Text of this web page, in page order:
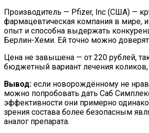
Производитель — Pfizer, Inc (США) —
фармацевтическая компания в мире,
опыт и способна выдержать
Берлин-Хеми. Ей точно можно
Цена не завышена — от 220 рублей,
бюджетный вариант лечения
Вывод: если новорождённому не
можно попробовать дать Саб
эффективности они примерно
зрения состава более безопасным
аналог препарата.